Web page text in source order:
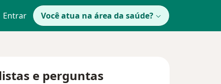
Entrar Você atua na área da saúde?
e perguntas